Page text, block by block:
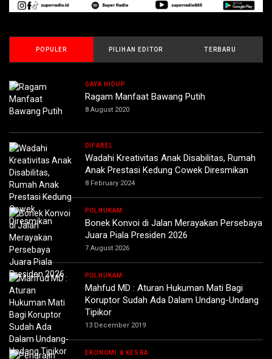
POPULER PILIHAN EDITOR TERBARU
GAYA HIDUP
Ragam Manfaat Bawang Putih
8 August 2020
DIFABEL
Wadahi Kreativitas Anak Disabilitas, Rumah
Anak Prestasi Kedung Cowek Diresmikan
8 February 2024
POLHUKAM
Bonek Konvoi di Jalan Merayakan Persebaya
Juara Piala Presiden 2026
7 August 2026
POLHUKAM
Mahfud MD : Aturan Hukuman Mati Bagi
Koruptor Sudah Ada Dalam Undang-Undang
Tipikor
13 December 2019
EKONOMI & KESRA